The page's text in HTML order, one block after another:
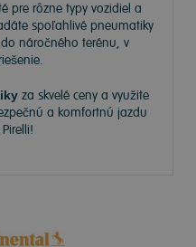
pre rôzne typy vozidiel a
spoľahlivé pneumatiky
náročného terénu, v
za skvelé ceny a využite
a komfortnú jazdu